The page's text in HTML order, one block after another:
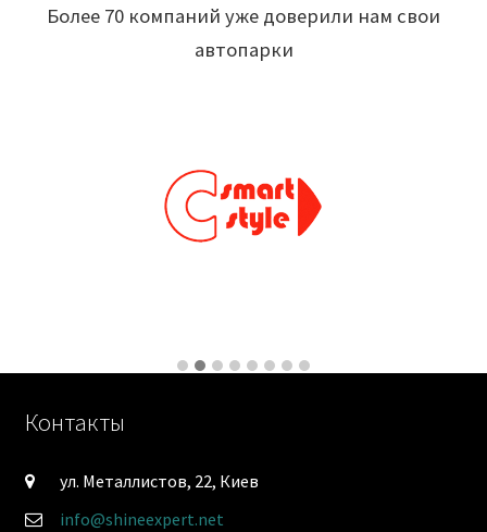
Более 70 компаний уже доверили нам свои
автопарки
Контакты
ул. Металлистов, 22, Киев
info@shineexpert.net